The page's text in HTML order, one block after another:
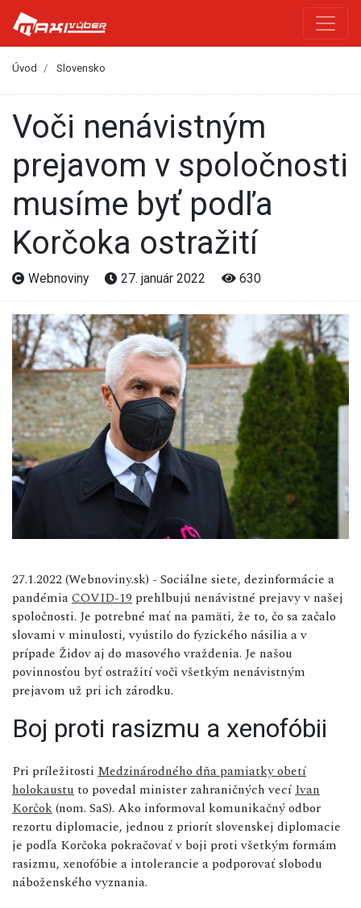
Úvod Slovensko
Voči nenávistným
prejavom v spoločnosti
musíme byť podľa
Korčoka ostražití
Webnoviny 27. január 2022 630
27.1.2022 (Webnoviny.sk) - Sociálne siete, dezinformácie a
pandémiaCOVID-19 prehlbujú nenávistné prejavy v našej
spoločnosti. Je potrebné mať na pamäti, že to, čo sa začalo
slovami v minulosti, vyústilo do fyzického násilia a v
prípade Židov aj do masového vraždenia. Je našou
povinnosťou byť ostražití voči všetkým nenávistným
prejavom už pri ich zárodku.
Boj proti rasizmu a xenofóbii
Pri príležitosti Medzinárodného dňa pamiatky obetí
holokaustu to povedal minister zahraničných vecí Ivan
Korčok(nom. SaS). Ako informoval komunikačný odbor
rezortu diplomacie, jednou z priorít slovenskej diplomacie
je podľa Korčoka pokračovať v boji proti všetkým formám
rasizmu, xenofóbie a intolerancie a podporovať slobodu
náboženského vyznania.